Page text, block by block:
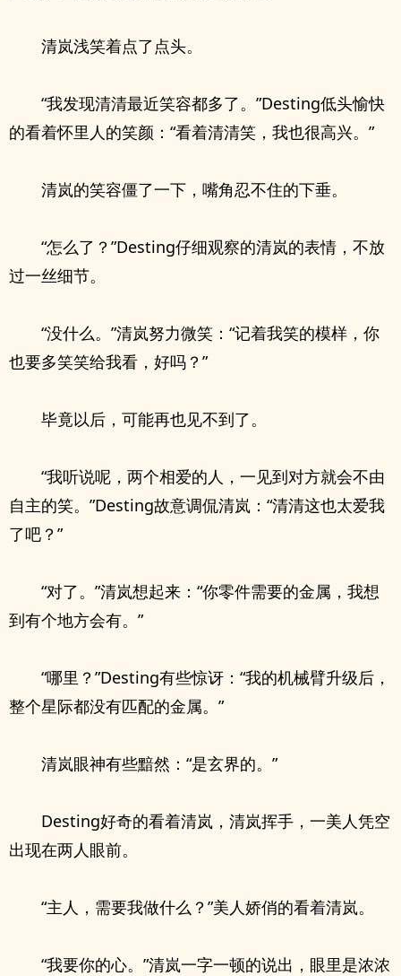
清岚浅笑着点了点头。
“我发现清清最近笑容都多了。”Desting低头愉快
的看着怀里人的笑颜：“看着清清笑，我也很高兴。”
清岚的笑容僵了一下，嘴角忍不住的下垂。
“怎么了？”Desting仔细观察的清岚的表情，不放
过一丝细节。
“没什么。”清岚努力微笑：“记着我笑的模样，你
也要多笑笑给我看，好吗？”
毕竟以后，可能再也见不到了。
“我听说呢，两个相爱的人，一见到对方就会不由
自主的笑。”Desting故意调侃清岚：“清清这也太爱我
了吧？”
“对了。”清岚想起来：“你零件需要的金属，我想
到有个地方会有。”
“哪里？”Desting有些惊讶：“我的机械臂升级后，
整个星际都没有匹配的金属。”
清岚眼神有些黯然：“是玄界的。”
Desting好奇的看着清岚，清岚挥手，一美人凭空
出现在两人眼前。
“主人，需要我做什么？”美人娇俏的看着清岚。
“我要你的心。”清岚一字一顿的说出，眼里是浓浓